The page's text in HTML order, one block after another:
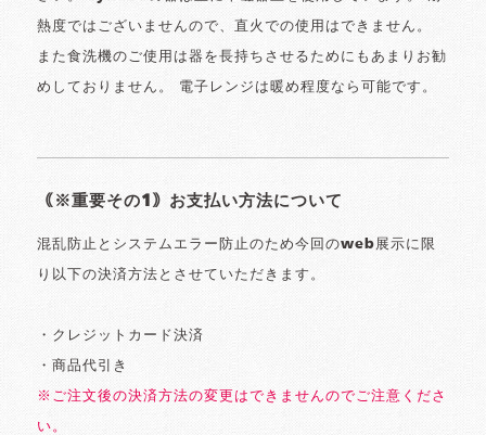
熱度ではございませんので、直火での使用はできません。
また食洗機のご使用は器を長持ちさせるためにもあまりお勧
めしておりません。 電子レンジは暖め程度なら可能です。
｟※重要その1｠お支払い方法について
混乱防止とシステムエラー防止のため今回のweb展示に限
り以下の決済方法とさせていただきます。
・クレジットカード決済
・商品代引き
※ご注文後の決済方法の変更はできませんのでご注意くださ
い。